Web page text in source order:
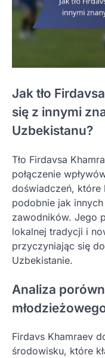
Jak tło
się z innymi
Uzbekistanu?
Tło Firdavsa
połączenie
doświadczeń, które
podobnie jak
zawodników. Jego
lokalnej tradycji i
przyczyniając się
Uzbekistanie.
Analiza
Firdavs Khamraev
środowisku, które